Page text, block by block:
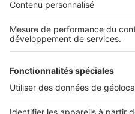
Nos solutions pro
Actualités pro